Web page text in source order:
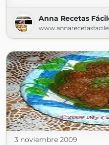
Anna Recetas
3 noviembre 2009